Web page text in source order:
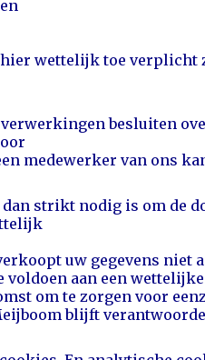
wettelijk toe verplicht
besluiten
medewerker van ons
strikt nodig is om de
uw gegevens niet
aan een
om te zorgen voor
blijft